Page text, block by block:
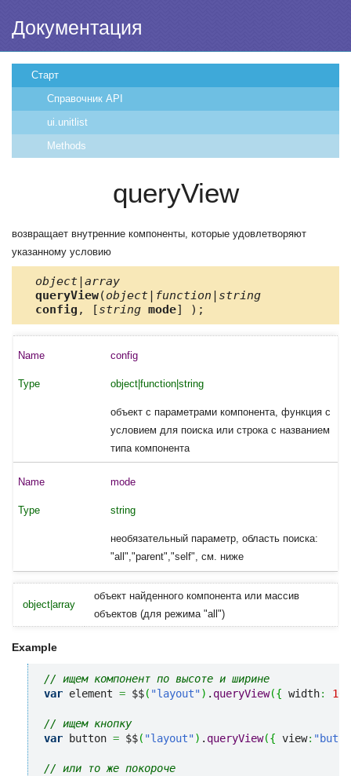
Документация
Старт
Справочник API
ui.unitlist
Methods
queryView
возвращает внутренние компоненты, которые удовлетворяют
указанному условию
object|array
queryView(object|function|string
config , [string mode] );
config
object|function|string
объект с параметрами компонента, функция с
условием для поиска или строка с названием
типа компонента
mode
string
необязательный параметр, область поиска:
"all","parent","self", см. ниже
object|array
объект найденного компонента или массив
объектов (для режима "all")
Example
// ищем компонент по высоте и ширине
var element = $$( "layout") . queryView({ width: 100
// ищем кнопку
var button = $$( "layout") . queryView({ view:
// или то же покороче